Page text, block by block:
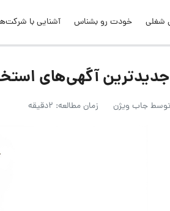
شغلی خودت رو بشناس آشنایی با
آگهی‌های استخدام
جاب ویژن زمان مطالعه: 2دقیقه